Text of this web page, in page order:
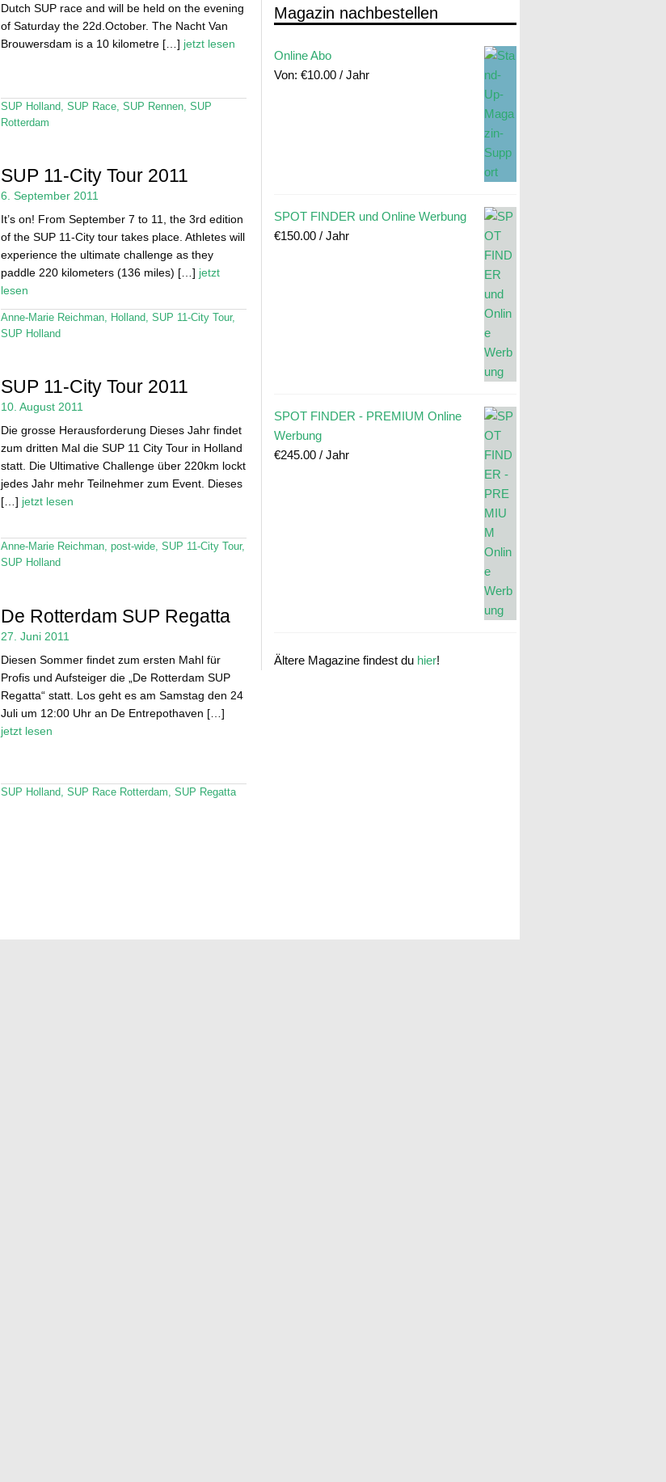
Magazin nachbestellen
Online Abo
Von: €10.00 / Jahr
SPOT FINDER und Online Werbung
€150.00 / Jahr
SPOT FINDER - PREMIUM Online
Werbung
€245.00 / Jahr
Ältere Magazine findest du hier!
Dutch SUP race and will be held on the evening
of Saturday the 22d.October. The Nacht Van
Brouwersdam is a 10 kilometre […] jetzt lesen
SUP Holland SUP Race, SUP Rennen, SUP
Rotterdam
SUP 11-City Tour 2011
6. September 2011
It’s on! From September 7 to 11, the 3rd edition
of the SUP 11-City tour takes place. Athletes will
experience the ultimate challenge as they
paddle 220 kilometers (136 miles) […] jetzt
lesen
Anne-Marie Reichman, Holland, SUP 11-City Tour,
SUP Holland
SUP 11-City Tour 2011
10. August 2011
Die grosse Herausforderung Dieses Jahr findet
zum dritten Mal die SUP 11 City Tour in Holland
statt. Die Ultimative Challenge über 220km lockt
jedes Jahr mehr Teilnehmer zum Event. Dieses
[…] jetzt lesen
Anne-Marie Reichman, post-wide, SUP 11-City Tour,
SUP Holland
De Rotterdam SUP Regatta
27. Juni 2011
Diesen Sommer findet zum ersten Mahl für
Profis und Aufsteiger die „De Rotterdam SUP
Regatta“ statt. Los geht es am Samstag den 24
Juli um 12:00 Uhr an De Entrepothaven […]
jetzt lesen
SUP Holland SUP Race Rotterdam SUP Regatta